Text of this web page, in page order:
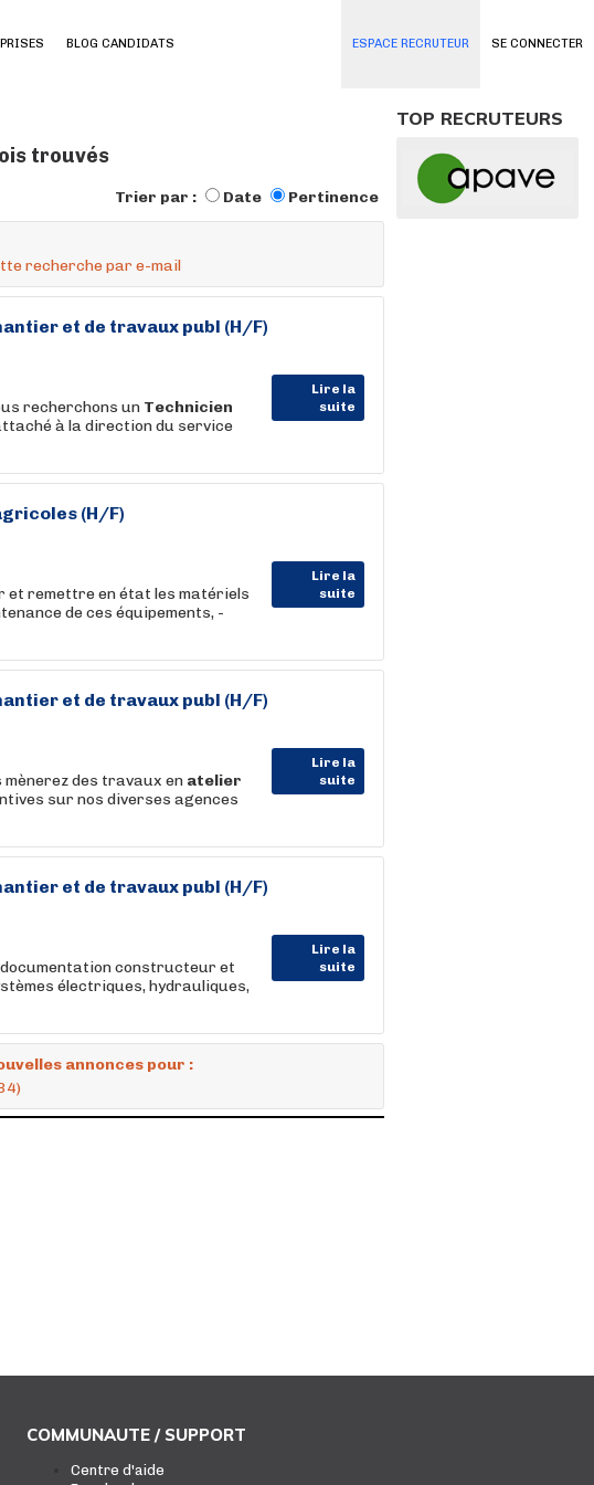
SE CONNECTER
BLOG CANDIDATS ESPACE RECRUTEUR
trouvés
Trier par : Date Pertinence
recherche par e-mail
et de travaux publ (H/F)
Lire la
suite
recherchons un Technicien
à la direction du service
(H/F)
Lire la
suite
et remettre en état les matériels
de ces équipements, -
et de travaux publ (H/F)
Lire la
suite
mènerez des travaux en atelier
sur nos diverses agences
et de travaux publ (H/F)
Lire la
suite
constructeur et
électriques, hydrauliques,
annonces pour :
TOP RECRUTEURS
COMMUNAUTE / SUPPORT
Centre d'aide